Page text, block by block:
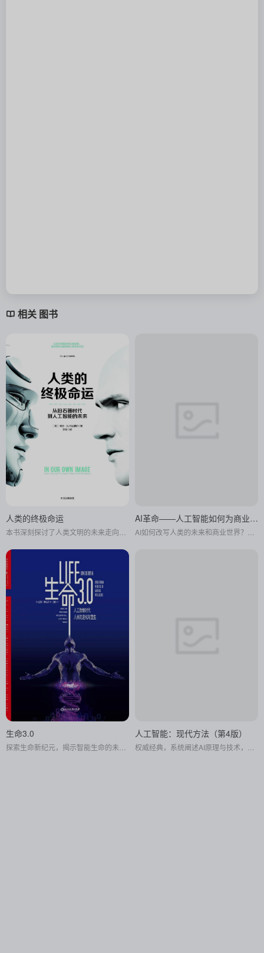
相关 图书
人类的终极命运 AI革命——人工智能如何为商业赋能
生命3.0 人工智能：现代方法（第4版）